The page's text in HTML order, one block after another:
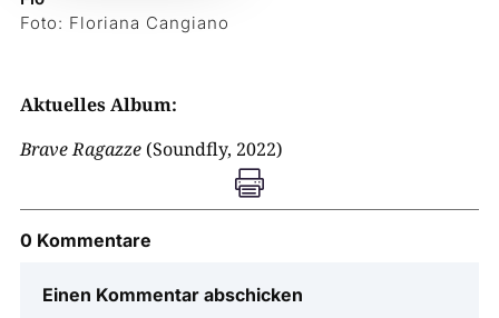
Foto: Floriana Cangiano
Aktuelles Album:
Brave Ragazze(Soundfly, 2022)

0 Kommentare
Einen Kommentar abschicken